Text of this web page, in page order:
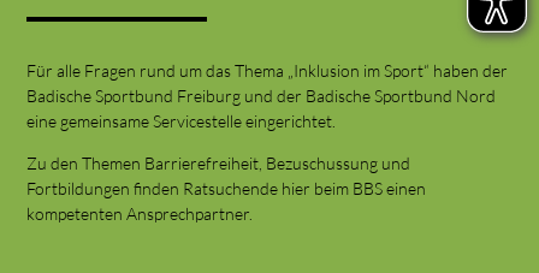
Für alle Fragen rund um das Thema „Inklusion im Sport“ haben der
Badische Sportbund Freiburg und der Badische Sportbund Nord
eine gemeinsame Servicestelle eingerichtet.
Zu den Themen Barrierefreiheit, Bezuschussung und
Fortbildungen finden Ratsuchende hier beim BBS einen
kompetenten Ansprechpartner.